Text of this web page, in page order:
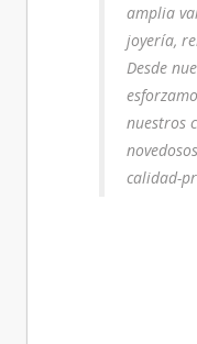
amplia
joyería,
Desde
nuestros
calidad-